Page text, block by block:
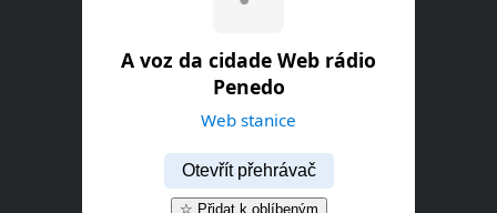
A voz da cidade Web rádio
Penedo
Web stanice
Otevřít přehrávač
☆ Přidat k oblíbeným